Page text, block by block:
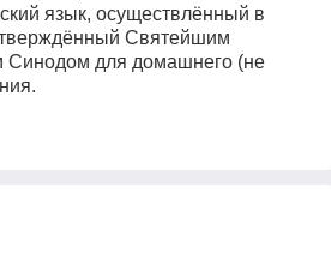
язык, осуществлённый в
Святейшим
Синодом для домашнего (не